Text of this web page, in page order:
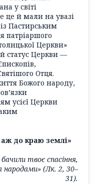
у світі
це й мали на увазі
Пастирським
патріаршого
Церкви»
статус Церкви —
Отця.
Божого народу,
усієї Церкви
до краю землі»
бачили твоє спасіння,
народами» (Лк. 2, 30–
31).